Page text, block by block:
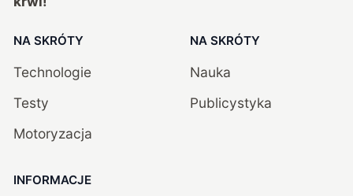
NA SKRÓTY
Technologie
Testy
Motoryzacja
NA SKRÓTY
Nauka
Publicystyka
INFORMACJE